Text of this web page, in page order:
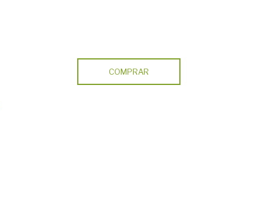
COMPRAR